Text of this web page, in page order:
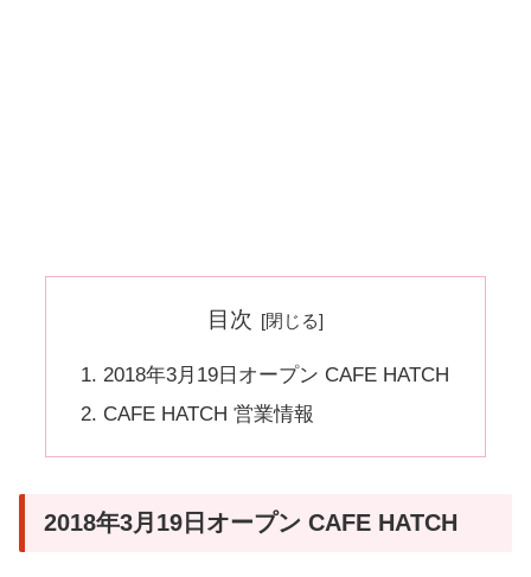
目次
2018年3月19日オープン CAFE HATCH
CAFE HATCH 営業情報
2018年3月19日オープン CAFE HATCH